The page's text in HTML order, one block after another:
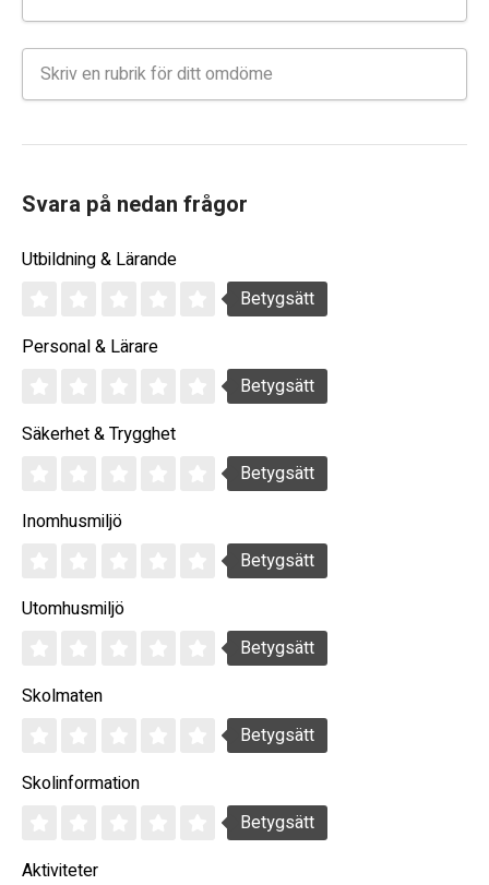
Svara på nedan frågor
Utbildning & Lärande
Betygsätt
Personal & Lärare
Betygsätt
Säkerhet & Trygghet
Betygsätt
Inomhusmiljö
Betygsätt
Utomhusmiljö
Betygsätt
Skolmaten
Betygsätt
Skolinformation
Betygsätt
Aktiviteter